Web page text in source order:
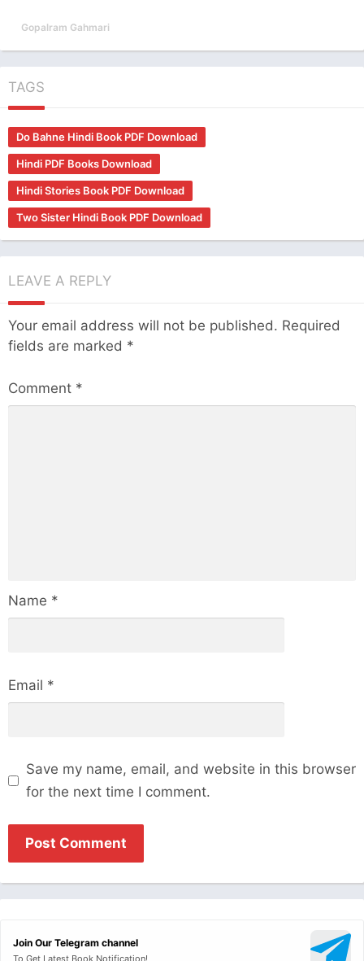
Gopalram Gahmari
TAGS
Do Bahne Hindi Book PDF Download
Hindi PDF Books Download
Hindi Stories Book PDF Download
Two Sister Hindi Book PDF Download
LEAVE A REPLY
Your email address will not be published. Required
fields are marked *
Comment *
Name *
Email *
Save my name, email, and website in this browser
for the next time I comment.
Join Our Telegram channel
To Get Latest Book Notification!